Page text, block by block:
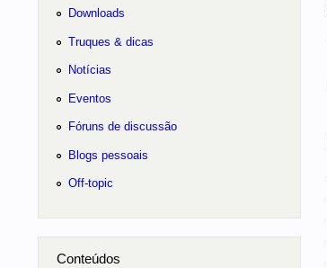
Downloads
Truques & dicas
Notícias
Eventos
Fóruns de discussão
Blogs pessoais
Off-topic
Conteúdos